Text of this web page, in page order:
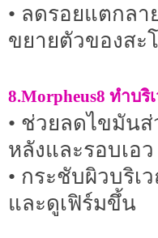
• ลดรอยแตกล
ขยายตัวของสะ
8.Morpheus8 ทำบริ
• ช่วยลดไขมัน
หลังและรอบเอว
• กระชับผิวบริเ
และดูเฟิร์มขึ้น